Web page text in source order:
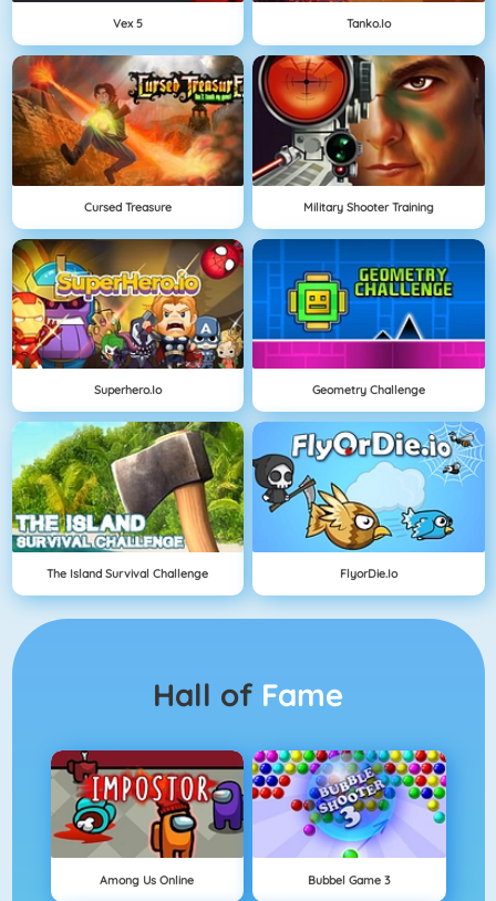
Vex 5 Tanko.io
Cursed Treasure Military Shooter Training
Superhero.io Geometry Challenge
The Island Survival Challenge FlyorDie.io
Hall of Fame
Among Us Online Bubbel Game 3